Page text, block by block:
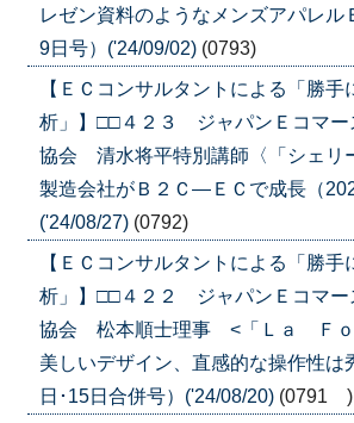
レゼン資料のようなメンズアパレル
9日号）('24/09/02) (0793)
【ＥＣコンサルタントによる「勝手
析」】□□４２３ ジャパンＥコマー
協会 清水将平特別講師〈「シェリ
製造会社がＢ２Ｃ―ＥＣで成長（
('24/08/27) (0792)
【ＥＣコンサルタントによる「勝手
析」】□□４２２ ジャパンＥコマー
協会 松本順士理事 <「Ｌａ Ｆ
美しいデザイン、直感的な操作性は
日･15日合併号）('24/08/20) (0791 )